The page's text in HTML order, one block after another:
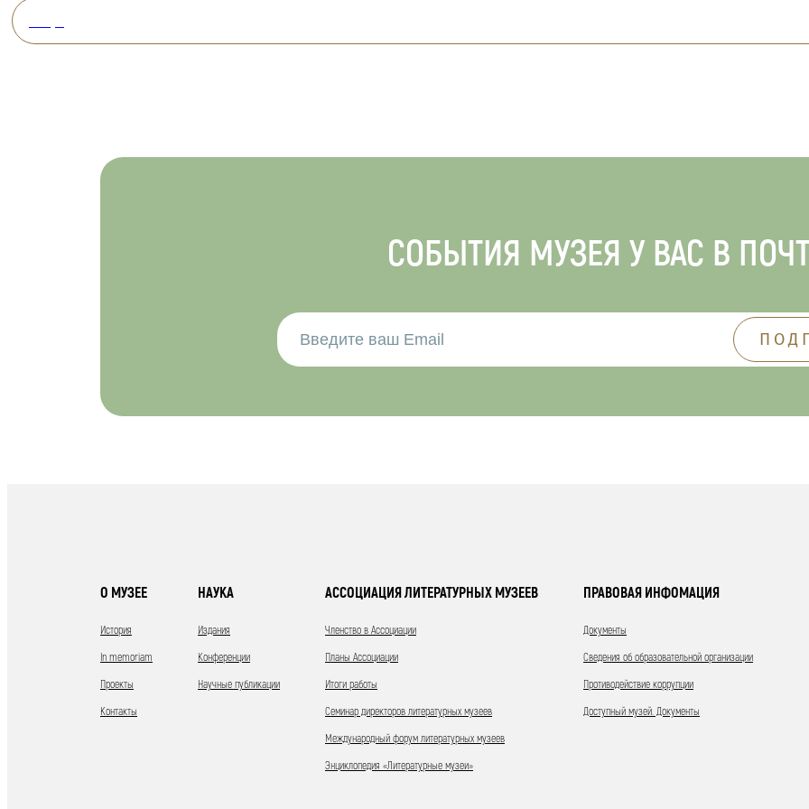
СОБЫТИЯ МУЗЕЯ У ВАС В
О МУЗЕЕ
История
In memoriam
Проекты
Контакты
НАУКА
Издания
Конференции
Научные публикации
АССОЦИАЦИЯ ЛИТЕРАТУРНЫХ МУЗЕЕВ
Членство в Ассоциации
Планы Ассоциации
Итоги работы
Семинар директоров литературных музеев
Международный форум литературных музеев
Энциклопедия «Литературные музеи»
ПРАВОВАЯ ИНФОМАЦИЯ
Документы
Сведения об образовательной организации
Противодействие коррупции
Доступный музей. Документы